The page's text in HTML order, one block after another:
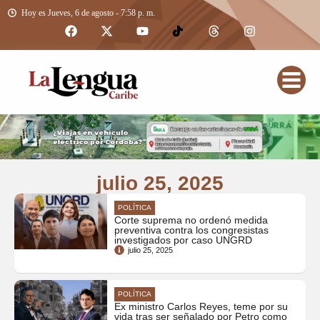
Hoy es Jueves, 6 de agosto - 7:58 p. m.
julio 25, 2025
POLÍTICA
Corte suprema no ordenó medida
preventiva contra los congresistas
investigados por caso UNGRD
julio 25, 2025
POLÍTICA
Ex ministro Carlos Reyes, teme por su
vida tras ser señalado por Petro como